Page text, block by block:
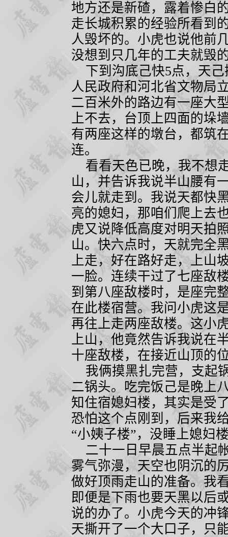
地方还是新碴，露着惨白
走长城积累的经验所看到
人毁坏的。小虎也说他前
没想到只几年的工夫就毁
下到沟底己快5点，天
人民政府和河北省文物局
二百米外的路边有一座大
上不去，台顶上四面的垛
有两座这样的墩台，都筑
连。
看看天色已晚，我不想
山，并告诉我说半山腰有
会儿就走到。我说天都快
亮的媳妇，那咱们爬上去
虎又说降低高度对明天拍
山。快六点时，天就完全
上走，好在路好走，上山
一脸。连续干过了七座敌
到第八座敌楼时，是座完
在此楼宿营。我问小虎这
再往上走两座敌楼。这小
上山，他竟然告诉我说在
十座敌楼，在接近山顶的
我俩摸黑扎完营，支起
二锅头。吃完饭己是晚上
知住宿媳妇楼，其实是受
恐怕这个点刚到，后来我
“小姨子楼”，没睡上媳妇
二十一日早晨五点半起
雾气弥漫，天空也阴沉的
做好顶雨走山的准备。我
即便是下雨也要天黑以后
说的办了。小虎今天的冲
天撕开了一个大口子，只